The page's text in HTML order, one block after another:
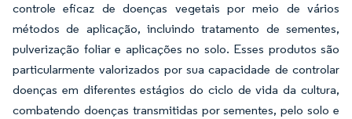
controle eficaz de doenças vegetais por meio de vários
métodos de aplicação, incluindo tratamento de sementes,
pulverização foliar e aplicações no solo. Esses produtos são
particularmente valorizados por sua capacidade de controlar
doenças em diferentes estágios do ciclo de vida da cultura,
combatendo doenças transmitidas por sementes, pelo solo e